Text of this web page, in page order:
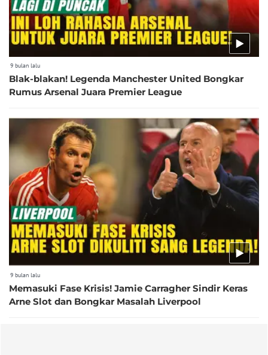
9 bulan lalu
Blak-blakan! Legenda Manchester United Bongkar
Rumus Arsenal Juara Premier League
9 bulan lalu
Memasuki Fase Krisis! Jamie Carragher Sindir Keras
Arne Slot dan Bongkar Masalah Liverpool